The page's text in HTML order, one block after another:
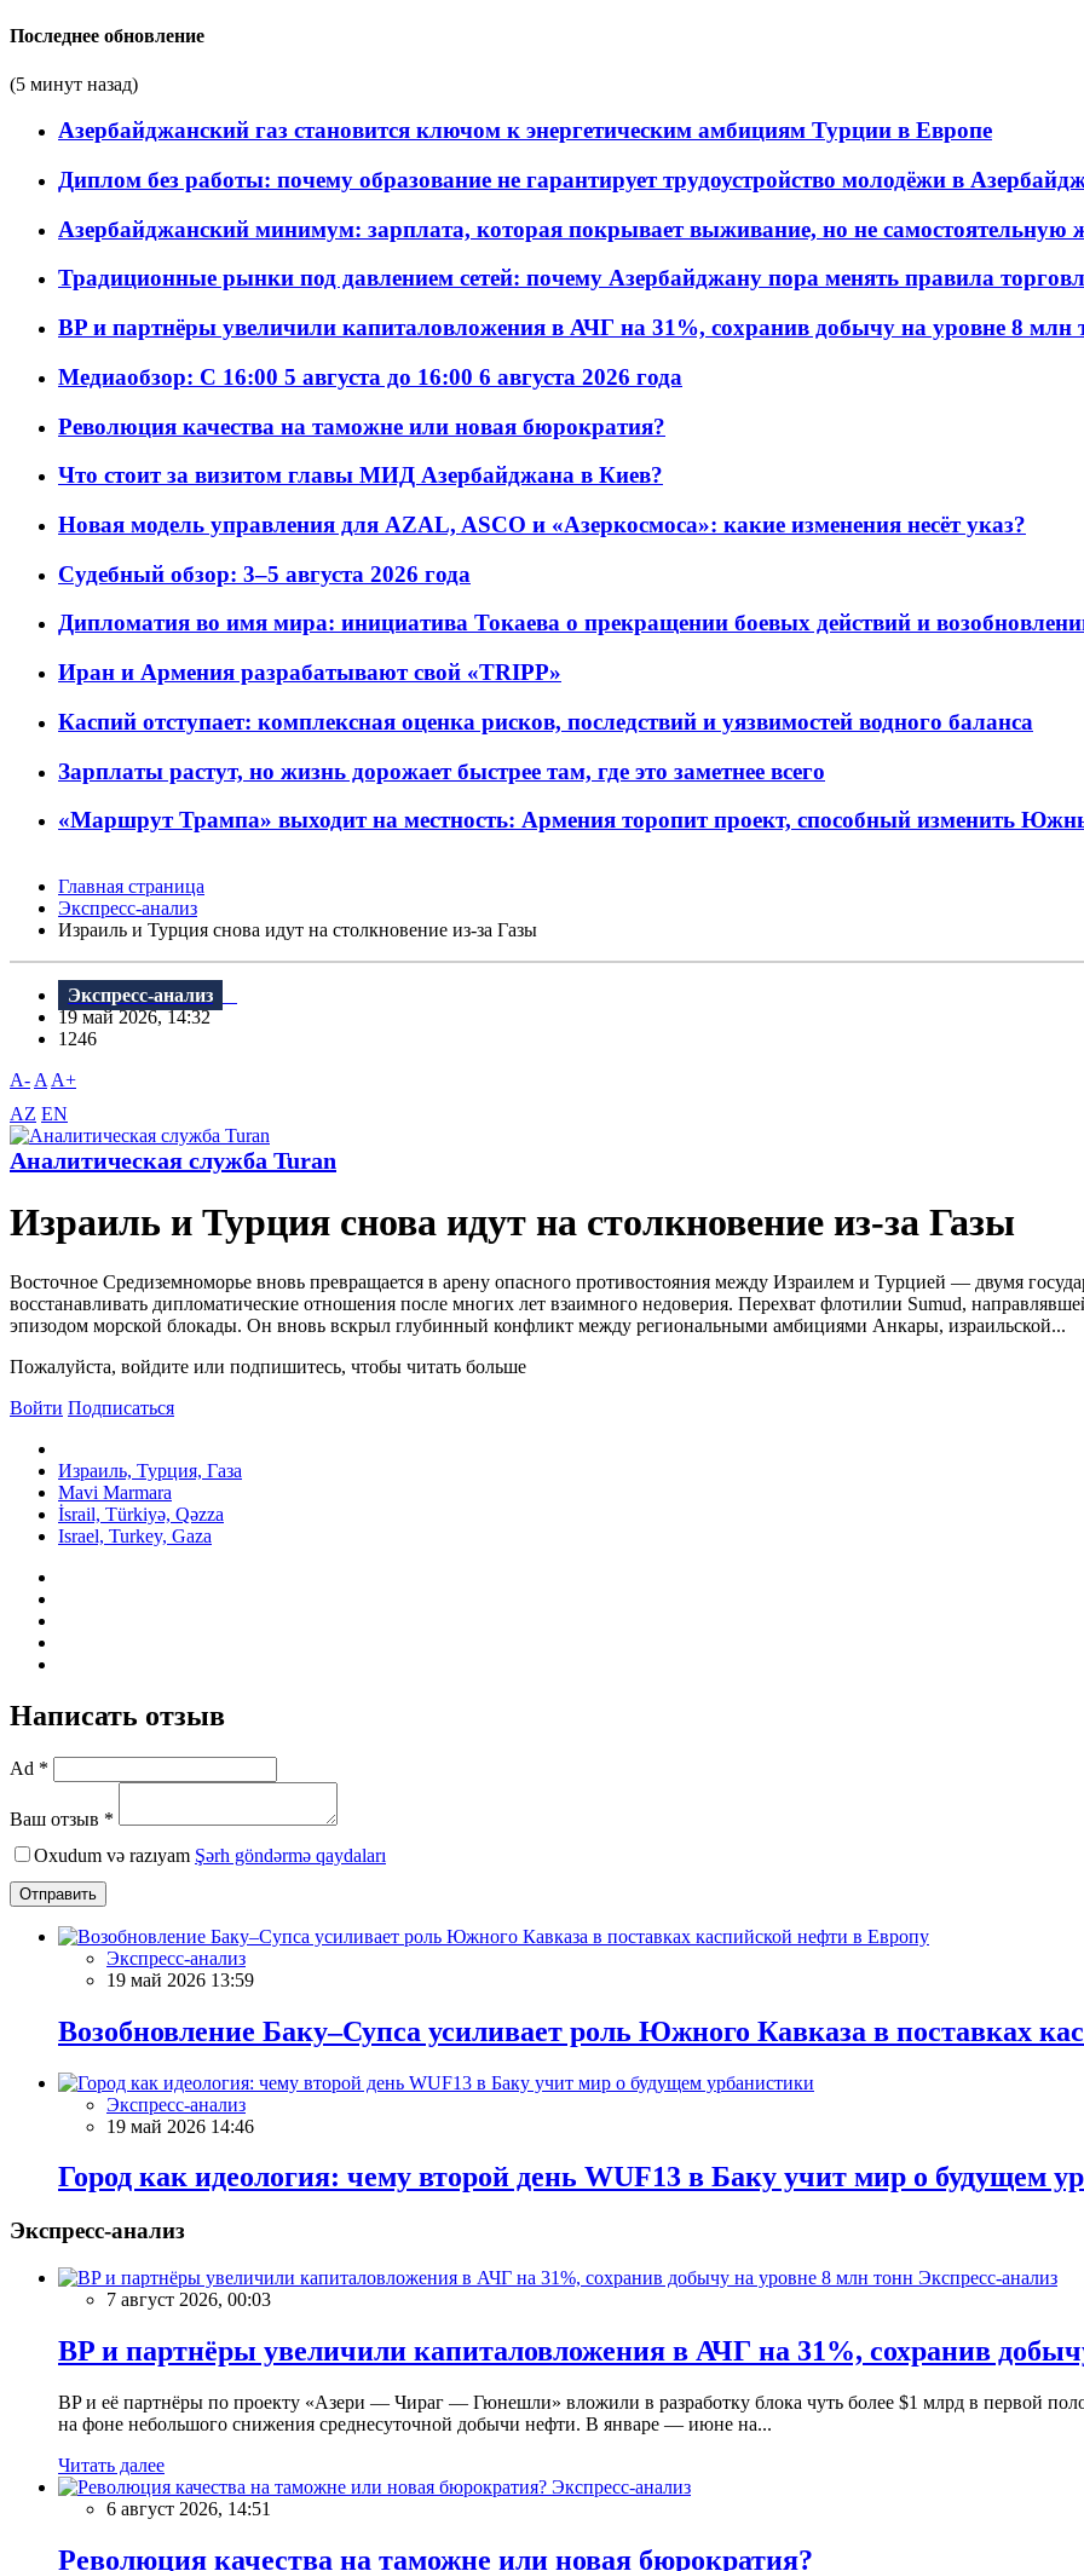
Последнее обновление
(5 минут назад)
Азербайджанский газ становится ключом к энергетическим амбициям Турции в Европе
Диплом без работы: почему образование не гарантирует трудоустройство молодёжи в
Азербайджанский минимум: зарплата, которая покрывает выживание, но не самостоятельную
Традиционные рынки под давлением сетей: почему Азербайджану пора менять правила
BP и партнёры увеличили капиталовложения в АЧГ на 31%, сохранив добычу на уровне 8 млн
Медиаобзор: С 16:00 5 августа до 16:00 6 августа 2026 года
Революция качества на таможне или новая бюрократия?
Что стоит за визитом главы МИД Азербайджана в Киев?
Новая модель управления для AZAL, ASCO и «Азеркосмоса»: какие изменения несёт указ?
Судебный обзор: 3–5 августа 2026 года
Дипломатия во имя мира: инициатива Токаева о прекращении боевых действий и
Иран и Армения разрабатывают свой «TRIPP»
Каспий отступает: комплексная оценка рисков, последствий и уязвимостей водного баланса
Зарплаты растут, но жизнь дорожает быстрее там, где это заметнее всего
«Маршрут Трампа» выходит на местность: Армения торопит проект, способный изменить
Главная страница
Экспресс-анализ
Израиль и Турция снова идут на столкновение из-за Газы
Экспресс-анализ
19 май 2026, 14:32
1246
A- A A+
AZ EN
Аналитическая служба Turan
Израиль и Турция снова идут на столкновение из-за Газы
Восточное Средиземноморье вновь превращается в арену опасного противостояния между Израилем и Турцией — двумя
восстанавливать дипломатические отношения после многих лет взаимного недоверия. Перехват флотилии Sumud,
эпизодом морской блокады. Он вновь вскрыл глубинный конфликт между региональными амбициями Анкары, израильской...
Пожалуйста, войдите или подпишитесь, чтобы читать больше
Войти Подписаться
Израиль, Турция, Газа
Mavi Marmara
İsrail, Türkiyə, Qəzza
Israel, Turkey, Gaza
Написать отзыв
Ad *
Ваш отзыв *
Oxudum və razıyam Şərh göndərmə qaydaları
Отправить
Экспресс-анализ
19 май 2026 13:59
Возобновление Баку–Супса усиливает роль Южного Кавказа в поставках
Экспресс-анализ
19 май 2026 14:46
Город как идеология: чему второй день WUF13 в Баку учит мир о будущем
Экспресс-анализ
Экспресс-анализ
7 август 2026, 00:03
BP и партнёры увеличили капиталовложения в АЧГ на 31%, сохранив
BP и её партнёры по проекту «Азери — Чираг — Гюнешли» вложили в разработку блока чуть более $1 млрд в первой
на фоне небольшого снижения среднесуточной добычи нефти. В январе — июне на...
Читать далее
Экспресс-анализ
6 август 2026, 14:51
Революция качества на таможне или новая бюрократия?